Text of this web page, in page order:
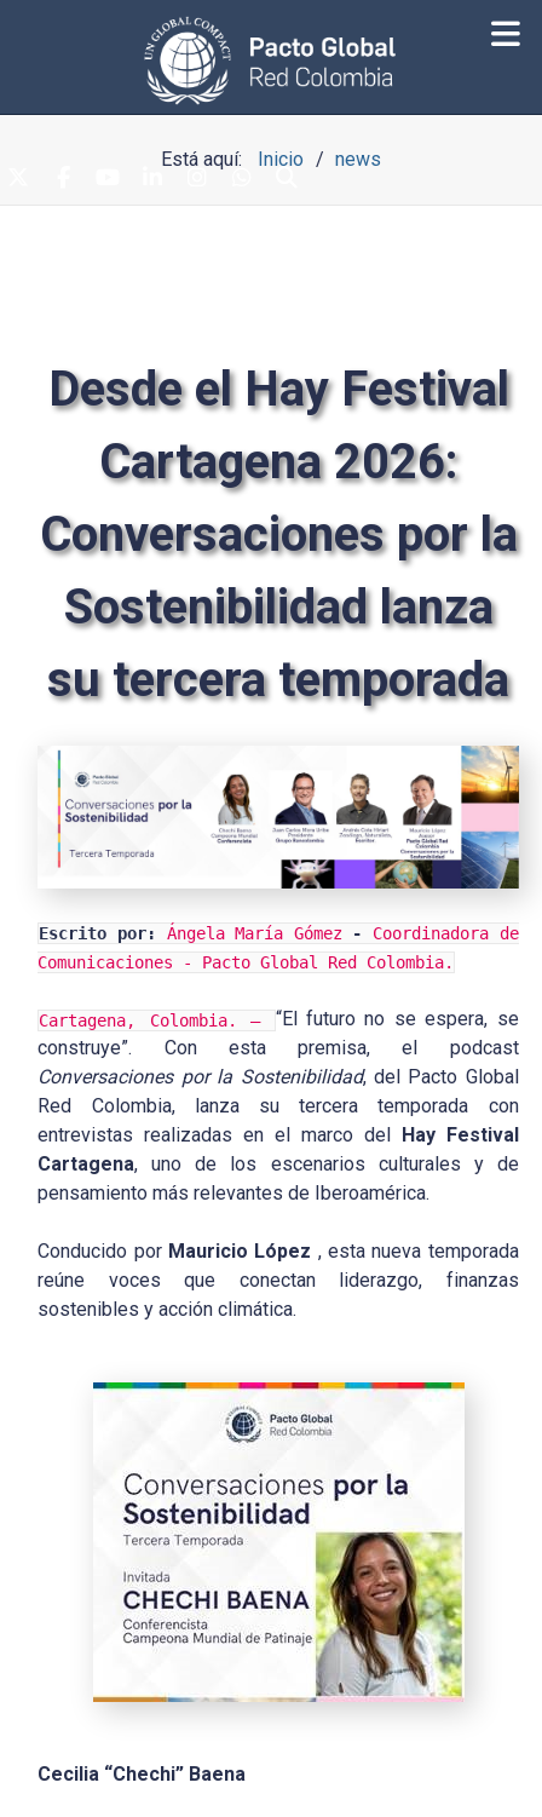
Está aquí: Inicio news
Desde el Hay Festival
Cartagena 2026:
Conversaciones por la
Sostenibilidad lanza
su tercera temporada
Escrito por: Ángela María Gómez- Coordinadora de
Comunicaciones - Pacto Global Red Colombia.
Cartagena, Colombia. — “El futuro no se espera, se
construye”. Con esta premisa, el podcast
Conversaciones por la Sostenibilidad, del Pacto Global
Red Colombia, lanza su tercera temporada con
entrevistas realizadas en el marco del
Hay Festival
Cartagena, uno de los escenarios culturales y de
pensamiento más relevantes de Iberoamérica.
Conducido por Mauricio López , esta nueva temporada
reúne voces que conectan liderazgo, finanzas
sostenibles y acción climática.
Cecilia “Chechi” Baena